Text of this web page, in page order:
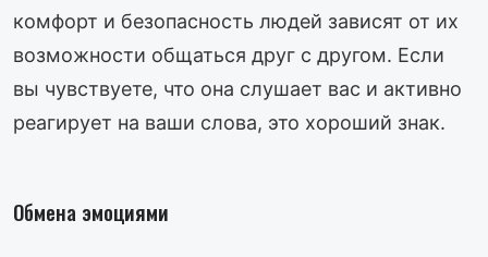
комфорт и безопасность людей зависят от их
возможности общаться друг с другом. Если
вы чувствуете, что она слушает вас и активно
реагирует на ваши слова, это хороший знак.
Обмена эмоциями